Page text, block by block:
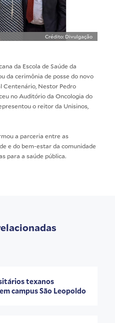
Crédito: Divulgação
da Escola de Saúde da
da cerimônia de posse do novo
Centenário, Nestor Pedro
no Auditório da Oncologia do
o reitor da Unisinos,
a parceria entre as
e do bem-estar da comunidade
para a saúde pública.
texanos
campus São Leopoldo